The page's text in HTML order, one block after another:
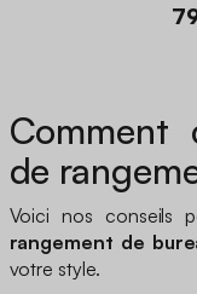
Comment
de
Voici nos conseils
rangement de
votre style.